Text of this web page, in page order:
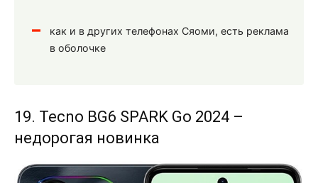
как и в других телефонах Сяоми, есть реклама
в оболочке
19. Tecno BG6 SPARK Go 2024 –
недорогая новинка